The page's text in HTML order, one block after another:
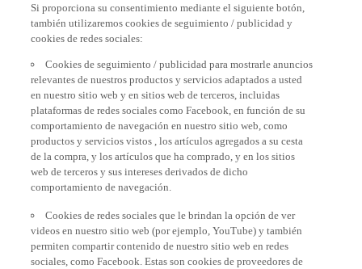
Si proporciona su consentimiento mediante el siguiente botón,
también utilizaremos cookies de seguimiento / publicidad y
cookies de redes sociales:
Cookies de seguimiento / publicidad para mostrarle anuncios
relevantes de nuestros productos y servicios adaptados a usted
en nuestro sitio web y en sitios web de terceros, incluidas
plataformas de redes sociales como Facebook, en función de su
comportamiento de navegación en nuestro sitio web, como
productos y servicios vistos , los artículos agregados a su cesta
de la compra, y los artículos que ha comprado, y en los sitios
web de terceros y sus intereses derivados de dicho
comportamiento de navegación.
Cookies de redes sociales que le brindan la opción de ver
videos en nuestro sitio web (por ejemplo, YouTube) y también
permiten compartir contenido de nuestro sitio web en redes
sociales, como Facebook. Estas son cookies de proveedores de